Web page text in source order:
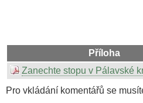
Příloha
Zanechte stopu v Pálavské
Pro vkládání komentářů se